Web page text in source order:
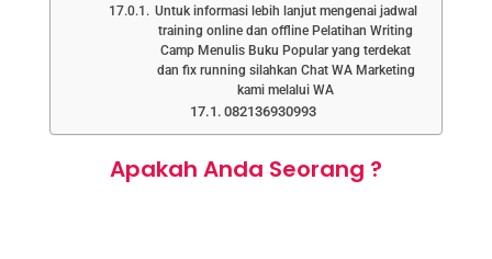
Untuk informasi lebih lanjut mengenai jadwal
training online dan offline Pelatihan Writing
Camp Menulis Buku Popular yang terdekat
dan fix running silahkan Chat WA Marketing
kami melalui WA
082136930993
Apakah Anda Seorang ?